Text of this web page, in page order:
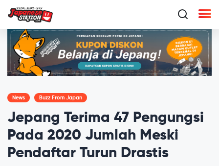
News Buzz From Japan
Jepang Terima 47 Pengungsi
Pada 2020 Jumlah Meski
Pendaftar Turun Drastis